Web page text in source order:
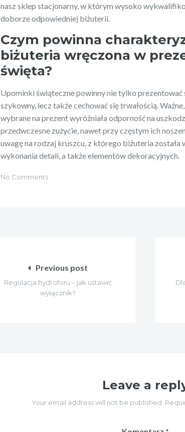
nasz sklep stacjonarny, w którym wysoko
doborze odpowiedniej biżuterii.
Czym powinna
biżuteria wręczona w
święta?
Upominki świąteczne powinny nie tylko prezentować
szykowny, lecz także cechować się trwałością.
wybrane na prezent wyróżniała odporność na
przedwczesne zużycie, nawet przy częstym ich
uwagę na rodzaj kruszcu, z którego biżuteria
wykonania detali, a także elementów dekoracyjnych.
No Comments
Previous post
Regulacja hydroforu – jak ustawić
wyłącznik?
Leave a
Your email address will not be published.